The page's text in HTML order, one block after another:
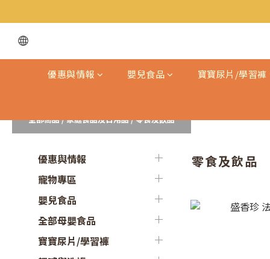
優惠與情報 嬰兒食品 寶寶尿片/學習褲
全部商品/家庭食品及日用品/零食及飲品
優惠與情報
寵物專區
嬰兒食品
全部母嬰食品
寶寶尿片/學習褲
零食及飲品